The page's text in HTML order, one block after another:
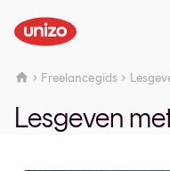
Freelancegids
Lesgeven